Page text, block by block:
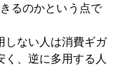
るのかという点で
しない人は消費ギガ
、逆に多用する人